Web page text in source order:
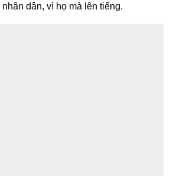
dân, vì họ mà lên tiếng.